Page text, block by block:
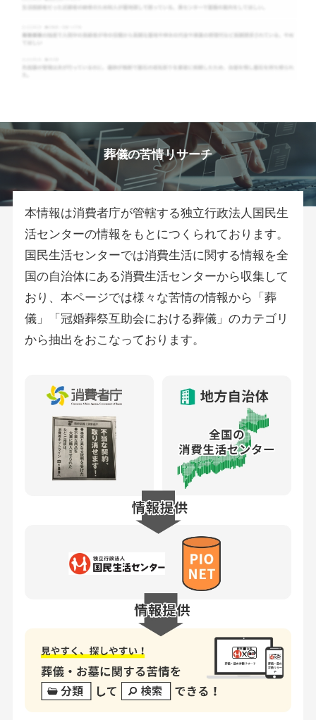
葬儀の苦情リサーチ
本情報は消費者庁が管轄する独立行政法人国民生
活センターの情報をもとにつくられております。
国民生活センターでは消費生活に関する情報を全
国の自治体にある消費生活センターから収集して
おり、本ページでは様々な苦情の情報から「葬
儀」「冠婚葬祭互助会における葬儀」のカテゴリ
から抽出をおこなっております。